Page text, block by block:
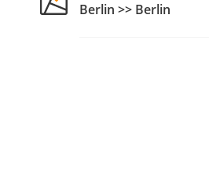
Berlin >> Berlin